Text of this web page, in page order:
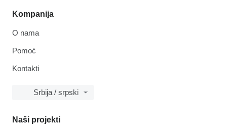
Kompanija
O nama
Pomoć
Kontakti
Srbija / srpski
Naši projekti